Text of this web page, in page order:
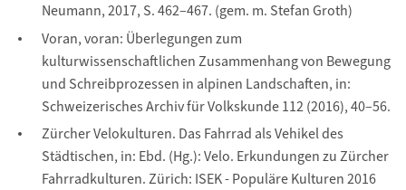
Neumann, 2017, S. 462–467. (gem. m. Stefan Groth)
Voran, voran: Überlegungen zum
kulturwissenschaftlichen Zusammenhang von Bewegung
und Schreibprozessen in alpinen Landschaften, in:
Schweizerisches Archiv für Volkskunde 112 (2016), 40–56.
Zürcher Velokulturen. Das Fahrrad als Vehikel des
Städtischen, in: Ebd. (Hg.): Velo. Erkundungen zu Zürcher
Fahrradkulturen. Zürich: ISEK - Populäre Kulturen 2016